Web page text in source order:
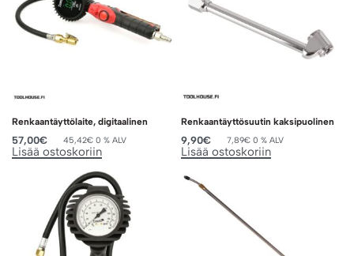
Renkaantäyttölaite, digitaalinen
57,00€ 45,42€ 0 % ALV
Lisää ostoskoriin
Renkaantäyttösuutin kaksipuolinen
9,90€ 7,89€ 0 % ALV
Lisää ostoskoriin